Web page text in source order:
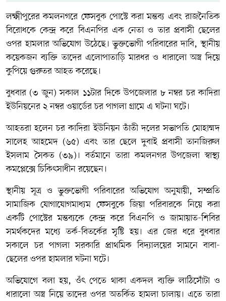
লক্ষ্মীপুরের কমলনগরে ফেসবুক পোস্টে করা মন্তব্য এবং রাজনৈতিক
বিরোধকে কেন্দ্র করে বিএনপির এক নেতা ও তার প্রবাসী ছেলের
ওপর হামলার অভিযোগ উঠেছে। ভুক্তভোগী পরিবারের দাবি, স্থানীয়
কয়েকজন ব্যক্তি তাদের এলোপাতাড়ি মারধর ও ধারালো অস্ত্র দিয়ে
কুপিয়ে গুরুতর আহত করেছে।
বুধবার (৩ জুন) সকাল ১১টার দিকে উপজেলার ৮ নম্বর চর কাদিরা
ইউনিয়নের ২ নম্বর ওয়ার্ডের চর পাগলা গ্রামে এ ঘটনা ঘটে।
আহতরা হলেন চর কাদিরা ইউনিয়ন তাঁতী দলের সভাপতি মোহাম্মদ
সালেহ আহমেদ (৬৫) এবং তার ছেলে দুবাই প্রবাসী তানজিরুল
ইসলাম সৈকত (৩৯)। বর্তমানে তারা কমলনগর উপজেলা স্বাস্থ্য
কমপ্লেক্সে চিকিৎসাধীন রয়েছেন।
স্থানীয় সূত্র ও ভুক্তভোগী পরিবারের অভিযোগ অনুযায়ী, সম্প্রতি
সামাজিক যোগাযোগমাধ্যম ফেসবুকে জিয়া পরিবারকে নিয়ে করা
একটি পোস্টের মন্তব্যকে কেন্দ্র করে বিএনপি ও জামায়াত-শিবির
সমর্থকদের মধ্যে তর্ক-বিতর্কের সৃষ্টি হয়। এর জের ধরে বুধবার
সকালে চর পাগলা সরকারি প্রাথমিক বিদ্যালয়ের সামনে বাবা-
ছেলের ওপর হামলার ঘটনা ঘটে।
অভিযোগে বলা হয়, ওঁৎ পেতে থাকা একদল ব্যক্তি লাঠিসোঁটা ও
ধারালো অস্ত্র নিয়ে তাদের ওপর অতর্কিত হামলা চালায়। এতে তারা